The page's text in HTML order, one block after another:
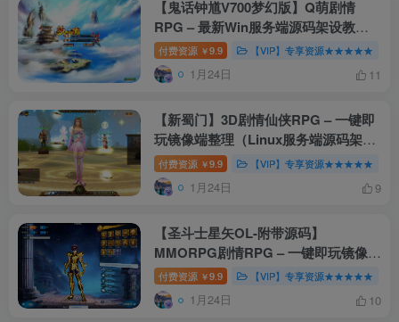
【鬼话钟馗V700梦幻版】Q萌剧情
RPG – 最新Win服务端源码架设教程
（GM指令、外网搭建、完整PC客户
端）
付费资源 ￥9.9 【VIP】专享资源★★★★★
1月24日 11
【新蜀门】3D剧情仙侠RPG – 一键即
玩镜像端整理（Linux服务端源码架设
教程、GM工具、外网搭建、完整PC
客户端）
付费资源 ￥9.9 【VIP】专享资源★★★★★
1月24日 9
【圣斗士星矢OL-附带源码】
MMORPG剧情RPG – 一键即玩镜像端
整理（Linux服务端源码架设教程、
GM工具、网页注册、外网搭建、完整
PC客户端）
付费资源 ￥9.9 【VIP】专享资源★★★★★
1月24日 10